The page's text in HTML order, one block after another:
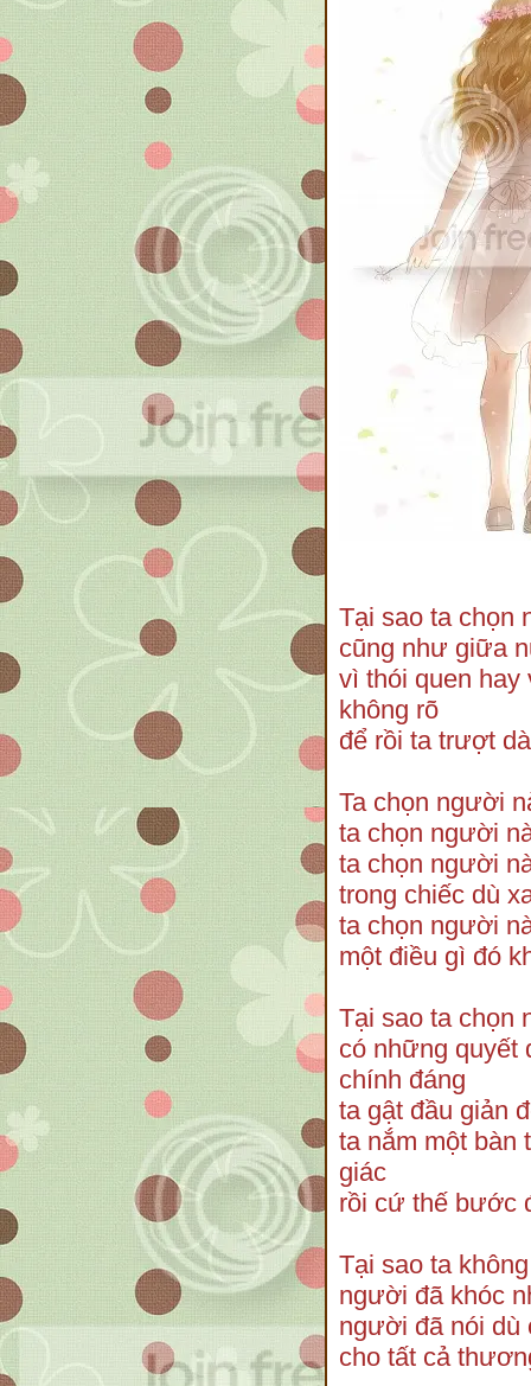
Tại sao ta chọn
cũng như giữa
vì thói quen hay
không rõ
để rồi ta trượt
Ta chọn người
ta chọn người
ta chọn người
trong chiếc dù
ta chọn người
một điều gì đó
Tại sao ta
có những quyết
chính đáng
ta gật đầu giản
ta nắm một bàn
giác
rồi cứ thế bước
Tại sao ta
người đã khóc
người đã nói dù
cho tất cả